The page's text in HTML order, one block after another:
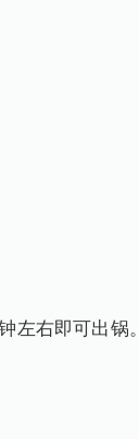
左右即可出锅。